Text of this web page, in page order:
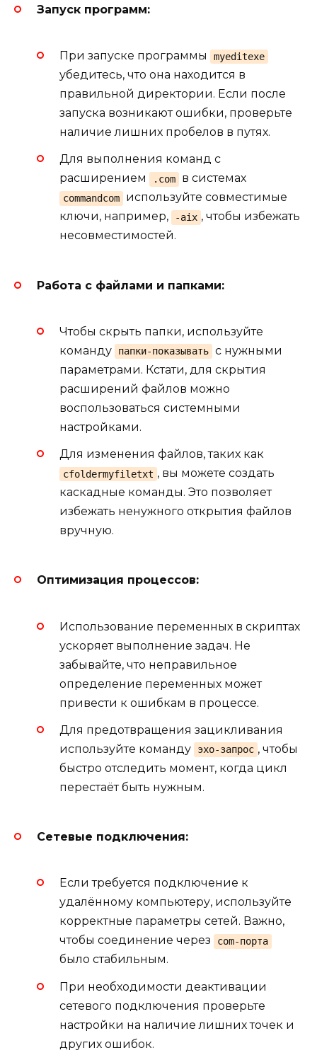
Запуск программ:
При запуске программы myeditexe
убедитесь, что она находится в
правильной директории. Если после
запуска возникают ошибки, проверьте
наличие лишних пробелов в путях.
Для выполнения команд с
расширением
.com в системах
commandcom
используйте совместимые
ключи, например,
-aix , чтобы избежать
несовместимостей.
Работа с файлами и папками:
Чтобы скрыть папки, используйте
команду
папки-показывать с нужными
параметрами. Кстати, для скрытия
расширений файлов можно
воспользоваться системными
настройками.
Для изменения файлов, таких как
cfoldermyfiletxt , вы можете создать
каскадные команды. Это позволяет
избежать ненужного открытия файлов
вручную.
Оптимизация процессов:
Использование переменных в скриптах
ускоряет выполнение задач. Не
забывайте, что неправильное
определение переменных может
привести к ошибкам в процессе.
Для предотвращения зацикливания
используйте команду
эхо-запрос , чтобы
быстро отследить момент, когда цикл
перестаёт быть нужным.
Сетевые подключения:
Если требуется подключение к
удалённому компьютеру, используйте
корректные параметры сетей. Важно,
чтобы соединение через
com-порта
было стабильным.
При необходимости деактивации
сетевого подключения проверьте
настройки на наличие лишних точек и
других ошибок.